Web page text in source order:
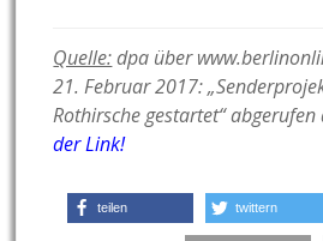
Quelle:dpa über
21. Februar 2017:
Rothirsche gestartet“
der Link!
teilen twittern